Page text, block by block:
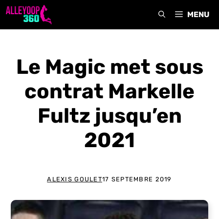
Aller
MENU
Le Magic met sous
contrat Markelle
Fultz jusqu’en
2021
ALEXIS GOULET17 SEPTEMBRE 2019